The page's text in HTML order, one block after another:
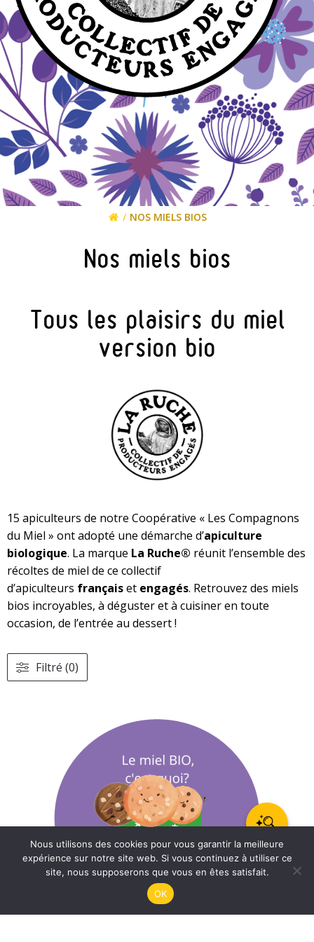
NOS MIELS BIOS
Nos miels bios
Tous les plaisirs du miel
version bio
15 apiculteurs de notre Coopérative « Les Compagnons
du Miel » ont adopté une démarche d’apiculture
biologique. La marque La Ruche® réunit l’ensemble des
récoltes de miel de ce collectif
d’apiculteurs françaiset engagés. Retrouvez des miels
bios incroyables, à déguster et à cuisiner en toute
occasion, de l’entrée au dessert !
Filtré (0)
0
Nous utilisons des cookies pour vous garantir la meilleure
expérience sur notre site web. Si vous continuez à utiliser ce
site, nous supposerons que vous en êtes satisfait.
OK